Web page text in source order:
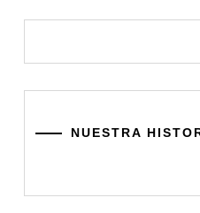
NUESTRA